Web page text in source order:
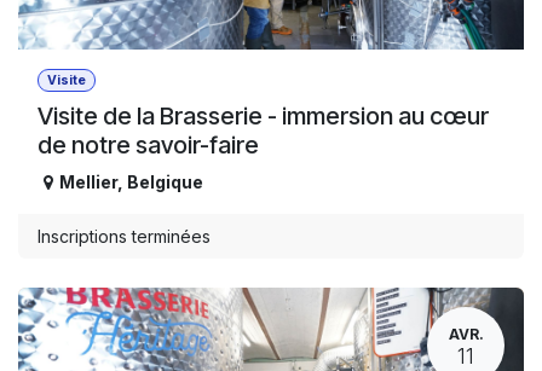
Visite
Visite de la Brasserie - immersion au cœur
de notre savoir-faire
Mellier, Belgique
Inscriptions terminées
AVR.
11